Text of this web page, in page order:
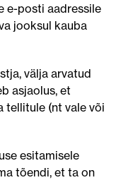
e-posti aadressile
jooksul kauba
välja arvatud
asjaolus, et
tellitule (nt vale või
esitamisele
tõendi, et ta on